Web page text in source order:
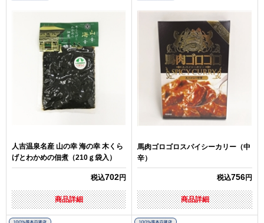
人吉温泉名産 山の幸 海の幸 木くら
げとわかめの佃煮（210ｇ袋入）
税込702円
商品詳細
馬肉ゴロゴロスパイシーカリー（中
辛）
税込756円
商品詳細